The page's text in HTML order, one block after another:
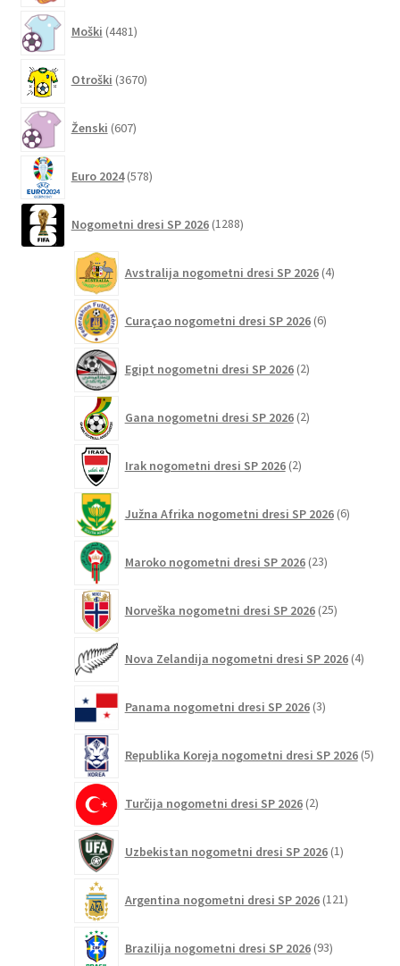
Moški 4481izdelkov
Otroški 3670izdelkov
Ženski 607izdelkov
Euro 2024 578izdelkov
Nogometni dresi SP 2026 1288izdelkov
Avstralija nogometni dresi SP 2026 4izdelki
Curaçao nogometni dresi SP 2026 6izdelkov
Egipt nogometni dresi SP 2026 2izdelka
Gana nogometni dresi SP 2026 2izdelka
Irak nogometni dresi SP 2026 2izdelka
Južna Afrika nogometni dresi SP 2026 6izdelkov
Maroko nogometni dresi SP 2026 23izdelkov
Norveška nogometni dresi SP 2026 25izdelkov
Nova Zelandija nogometni dresi SP 2026 4izdelki
Panama nogometni dresi SP 2026 3izdelki
Republika Koreja nogometni dresi SP 2026 5
Turčija nogometni dresi SP 2026 2izdelka
Uzbekistan nogometni dresi SP 2026 1izdelek
Argentina nogometni dresi SP 2026 121izdelkov
Brazilija nogometni dresi SP 2026 93izdelkov